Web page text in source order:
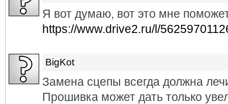
Я вот думаю, вот это мне
https://www.drive2.ru/l/
BigKot
Замена сцепы всегда должна
Прошивка может дать только